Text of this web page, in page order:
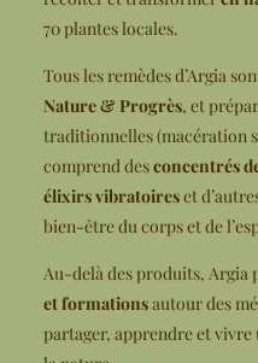
70 plantes locales.
Tous les remèdes d’Argia
Nature & Progrès, et
traditionnelles (macération
comprend desconcentrés
élixirs vibratoireset
bien-être du corps et de
Au-delà des produits, Argia
et formationsautour des
partager, apprendre et